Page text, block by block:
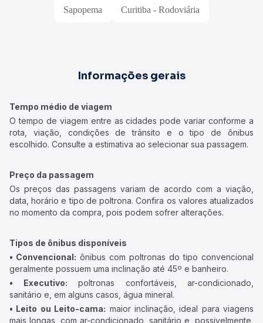
Sapopema Curitiba - Rodoviária
Informações gerais
Tempo médio de viagem
O tempo de viagem entre as cidades pode variar conforme a
rota, viação, condições de trânsito e o tipo de ônibus
escolhido. Consulte a estimativa ao selecionar sua passagem.
Preço da passagem
Os preços das passagens variam de acordo com a viação,
data, horário e tipo de poltrona. Confira os valores atualizados
no momento da compra, pois podem sofrer alterações.
Tipos de ônibus disponíveis
• Convencional: ônibus com poltronas do tipo convencional
geralmente possuem uma inclinação até 45º e banheiro.
• Executivo: poltronas confortáveis, ar-condicionado,
sanitário e, em alguns casos, água mineral.
• Leito ou Leito-cama: maior inclinação, ideal para viagens
mais longas, com ar-condicionado, sanitário e, possivelmente,